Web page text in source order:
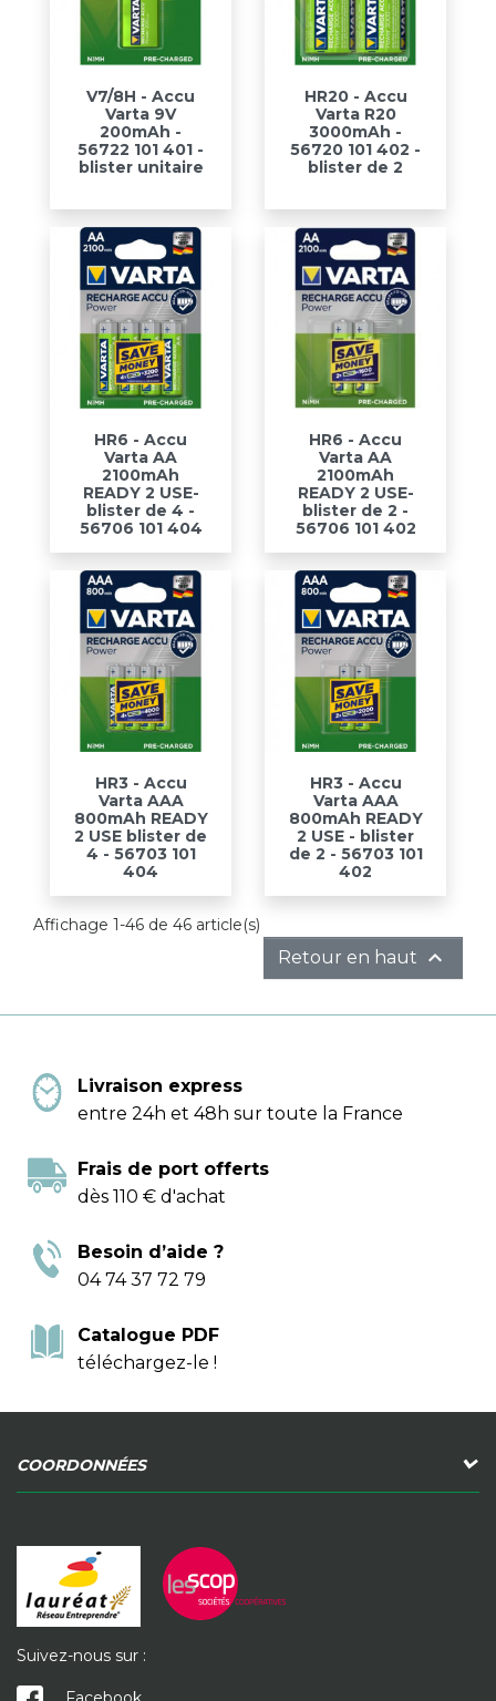
V7/8H - Accu
Varta 9V
200mAh -
56722 101 401 -
blister unitaire
HR20 - Accu
Varta R20
3000mAh -
56720 101 402 -
blister de 2
HR6 - Accu
Varta AA
2100mAh
READY 2 USE-
blister de 4 -
56706 101 404
HR6 - Accu
Varta AA
2100mAh
READY 2 USE-
blister de 2 -
56706 101 402
HR3 - Accu
Varta AAA
800mAh READY
2 USE blister de
4 - 56703 101
404
HR3 - Accu
Varta AAA
800mAh READY
2 USE - blister
de 2 - 56703 101
402
Affichage 1-46 de 46 article(s)
Retour en haut 
Livraison express
entre 24h et 48h sur toute la France
Frais de port offerts
dès 110 € d'achat
Besoin d’aide ?
04 74 37 72 79
Catalogue PDF
téléchargez-le !
COORDONNÉES
Suivez-nous sur :